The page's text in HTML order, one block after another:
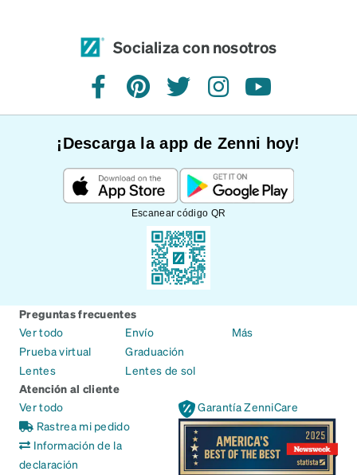
Socializa con nosotros
FacebookPinterestTwitterInstagramYouTube
¡Descarga la app de Zenni hoy!
Escanear código QR
Preguntas frecuentes
Ver todo
Prueba virtual
Lentes
Envío
Graduación
Lentes de sol
Más
Atención al cliente
Ver todo
Rastrea mi pedido
Información de la
declaración
Garantía ZenniCare